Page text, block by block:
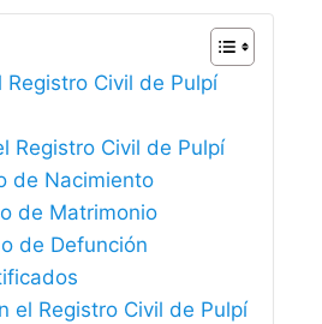
Civil de Pulpí
Registro Civil de Pulpí
de Nacimiento
de Matrimonio
de Defunción
el Registro Civil de Pulpí